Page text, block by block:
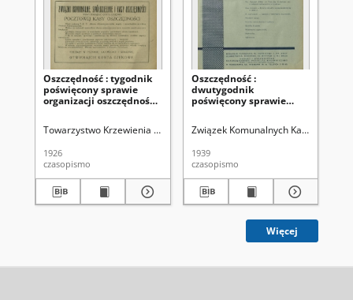
Oszczędność : tygodnik
poświęcony sprawie
organizacji oszczędności
Towarzystwo Krzewienia Oszczędności w Polsce
1926
czasopismo
Oszczędność :
dwutygodnik
poświęcony sprawie
lutego 1939)
Związek Komunalnych Kas
1939
czasopismo
Więcej